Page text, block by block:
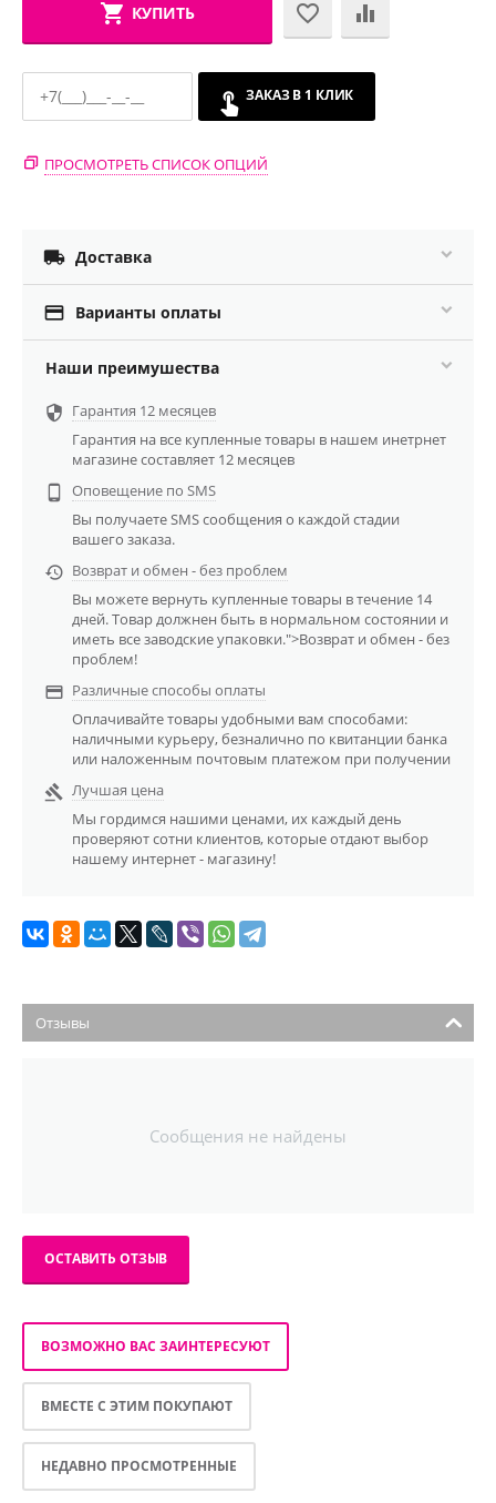
КУПИТЬ
ЗАКАЗ В 1 КЛИК
ПРОСМОТРЕТЬ СПИСОК ОПЦИЙ
 Доставка
 Варианты оплаты
Наши преимушества
 Гарантия 12 месяцев
Гарантия на все купленные товары в нашем инетрнет
магазине составляет 12 месяцев

Оповещение по SMS
Вы получаете SMS сообщения о каждой стадии
вашего заказа.
 Возврат и обмен - без проблем
Вы можете вернуть купленные товары в течение 14
дней. Товар должнен быть в нормальном состоянии и
иметь все заводские упаковки.">Возврат и обмен - без
проблем!
 Различные способы оплаты
Оплачивайте товары удобными вам способами:
наличными курьеру, безналично по квитанции банка
или наложенным почтовым платежом при получении

Лучшая цена
Мы гордимся нашими ценами, их каждый день
проверяют сотни клиентов, которые отдают выбор
нашему интернет - магазину!
Отзывы
Сообщения не найдены
ОСТАВИТЬ ОТЗЫВ
ВОЗМОЖНО ВАС ЗАИНТЕРЕСУЮТ
ВМЕСТЕ С ЭТИМ ПОКУПАЮТ
НЕДАВНО ПРОСМОТРЕННЫЕ